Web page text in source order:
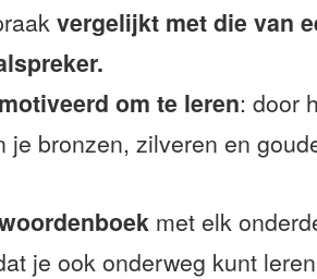
vergelijkt met die van
om te leren: door
je bronzen, zilveren en
met elk
je ook onderweg kunt